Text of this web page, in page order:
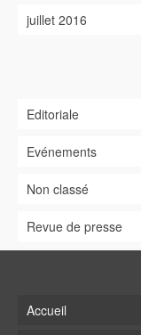
juillet 2016
Editoriale
Evénements
Non classé
Revue de presse
Accueil